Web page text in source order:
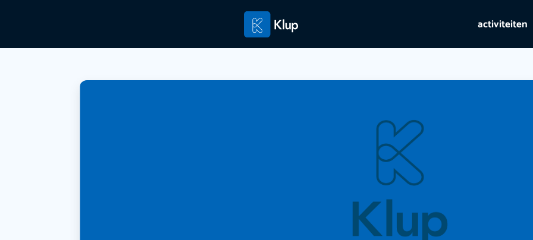
activiteiten